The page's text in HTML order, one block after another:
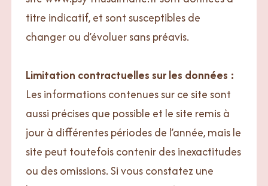
titre indicatif, et sont susceptibles de
changer ou d’évoluer sans préavis.
Limitation contractuelles sur les données :
Les informations contenues sur ce site sont
aussi précises que possible et le site remis à
jour à différentes périodes de l’année, mais le
site peut toutefois contenir des inexactitudes
ou des omissions. Si vous constatez une